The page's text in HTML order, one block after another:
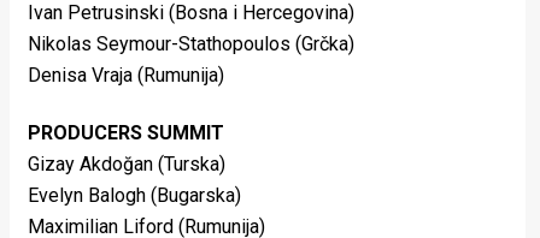
Ivan Petrusinski (Bosna i Hercegovina)
Nikolas Seymour-Stathopoulos (Grčka)
Denisa Vraja (Rumunija)
PRODUCERS SUMMIT
Gizay Akdoğan (Turska)
Evelyn Balogh (Bugarska)
Maximilian Liford (Rumunija)